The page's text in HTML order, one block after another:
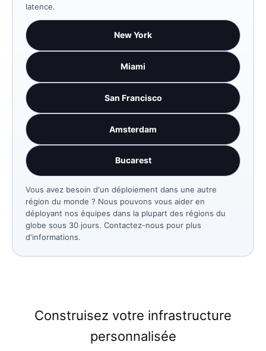
latence.
New York
Miami
San Francisco
Amsterdam
Bucarest
Vous avez besoin d'un déploiement dans une autre
région du monde ? Nous pouvons vous aider en
déployant nos équipes dans la plupart des régions du
globe sous 30 jours. Contactez-nous pour plus
d'informations.
Construisez votre infrastructure
personnalisée